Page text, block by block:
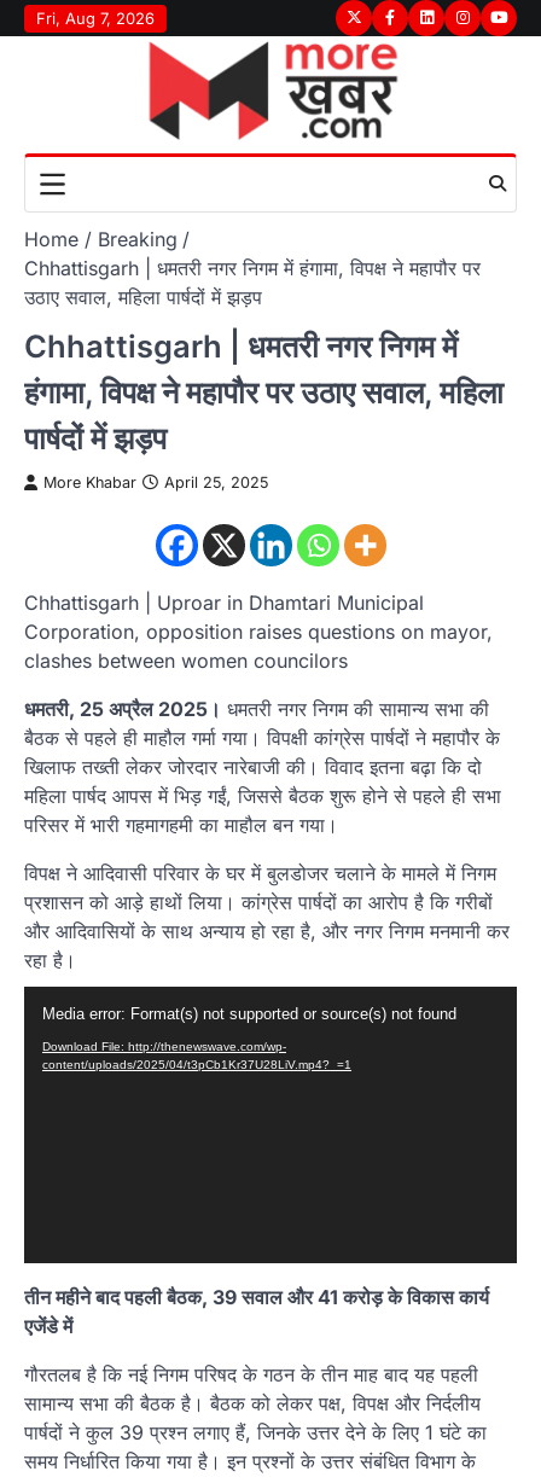
Skip
to
Fri, Aug 7, 2026 TwitterFacebook
LinkedInInstagram
Home
Breaking
Chhattisgarh | धमतरी नगर निगम में हंगामा, विपक्ष ने महापौर पर
उठाए सवाल, महिला पार्षदों में झड़प
Chhattisgarh | धमतरी नगर निगम में
हंगामा, विपक्ष ने महापौर पर उठाए सवाल, महिला
पार्षदों में झड़प
More Khabar April 25, 2025
Chhattisgarh | Uproar in Dhamtari Municipal
Corporation, opposition raises questions on mayor,
clashes between women councilors
धमतरी, 25 अप्रैल 2025। धमतरी नगर निगम की सामान्य सभा की
बैठक से पहले ही माहौल गर्मा गया। विपक्षी कांग्रेस पार्षदों ने महापौर के
खिलाफ तख्ती लेकर जोरदार नारेबाजी की। विवाद इतना बढ़ा कि दो
महिला पार्षद आपस में भिड़ गईं, जिससे बैठक शुरू होने से पहले ही सभा
परिसर में भारी गहमागहमी का माहौल बन गया।
विपक्ष ने आदिवासी परिवार के घर में बुलडोजर चलाने के मामले में निगम
प्रशासन को आड़े हाथों लिया। कांग्रेस पार्षदों का आरोप है कि गरीबों
और आदिवासियों के साथ अन्याय हो रहा है, और नगर निगम मनमानी कर
रहा है।
Media error: Format(s) not supported or source(s) not found
Download File: http://thenewswave.com/wp-
content/uploads/2025/04/t3pCb1Kr37U28LiV.mp4?_=1
तीन महीने बाद पहली बैठक, 39 सवाल और 41 करोड़ के विकास कार्य
एजेंडे में
गौरतलब है कि नई निगम परिषद के गठन के तीन माह बाद यह पहली
सामान्य सभा की बैठक है। बैठक को लेकर पक्ष, विपक्ष और निर्दलीय
पार्षदों ने कुल 39 प्रश्न लगाए हैं, जिनके उत्तर देने के लिए 1 घंटे का
समय निर्धारित किया गया है। इन प्रश्नों के उत्तर संबंधित विभाग के